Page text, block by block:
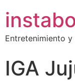
Entretenimiento
IGA